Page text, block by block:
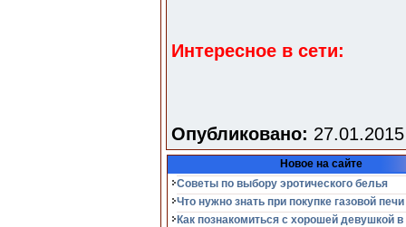
Интересное в сети:
Опубликовано:
Новое на сайте
Советы по выбору эротического белья
Что нужно знать при покупке газовой печи
Как познакомиться с хорошей девушкой в